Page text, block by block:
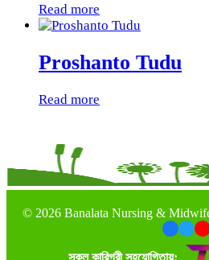
Read more
Proshanto Tudu
Read more
© 2026 Banalata Nursing &
সকল কারিগরী সহযোগিতায়: